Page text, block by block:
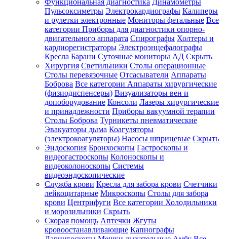
Функциональная диагностика Динамометры
Пульсоксиметры Электрокардиографы Калиперы
и рулетки электронные Мониторы фетальные Все
категории Приборы для диагностики опорно-
двигательного аппарата Спирографы Холтеры и
кардиорегистраторы Электроэнцефалографы
Кресла Барани Суточные мониторы АД Скрыть
Хирургия Светильники Столы операционные
Столы перевязочные Отсасыватели Аппараты
Боброва Все категории Аппараты хирургические
(физиодиспенсеры) Визуализаторы вен и
допоборудование Консоли Лазеры хирургические
и принадлежности Приборы вакуумной терапии
Столы Боброва Турникеты пневматические
Эвакуаторы дыма Коагуляторы
(электрокоагуляторы) Насосы шприцевые Скрыть
Эндоскопия Бронхоскопы Гастроскопы и
видеогастроскопы Колоноскопы и
видеоколоноскопы Системы
видеоэндоскопические
Служба крови Кресла для забора крови Счетчики
лейкоцитарные Микроскопы Столы для забора
крови Центрифуги Все категории Холодильники
и морозильники Скрыть
Скорая помощь Аптечки Жгуты
кровоостанавливающие Капнографы